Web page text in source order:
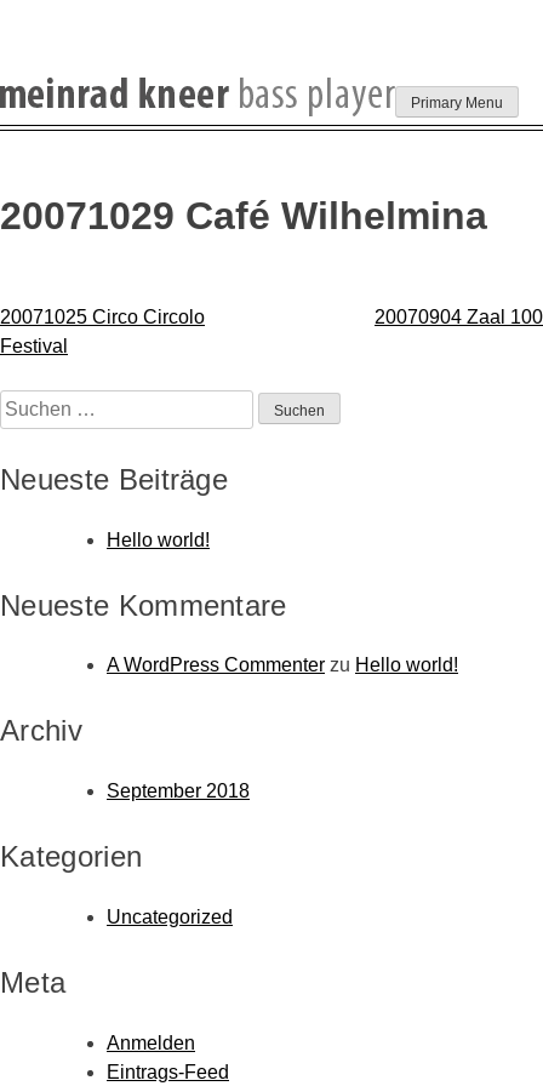
Skip
Primary Menu
20071029 Café Wilhelmina
Beitragsnavigation
20071025 Circo Circolo
Festival
20070904 Zaal 100
Suchen
nach:
Neueste Beiträge
Hello world!
Neueste Kommentare
A WordPress Commenter zu Hello world!
Archiv
September 2018
Kategorien
Uncategorized
Meta
Anmelden
Eintrags-Feed